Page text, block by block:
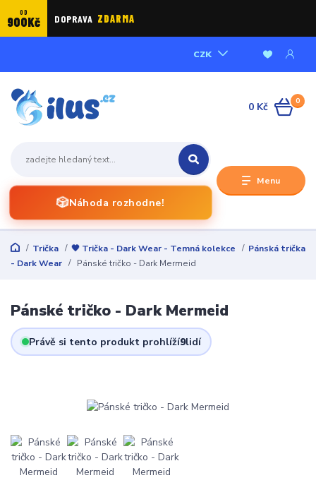
OD
900Kč DOPRAVA ZDARMA
Menu
CZK
🎲Náhoda rozhodne!
0
0 Kč
Trička 🖤 Trička - Dark Wear - Temná kolekce
Pánská trička
- Dark Wear
Pánské tričko - Dark Mermeid
Pánské tričko - Dark Mermeid
Právě si tento produkt prohlíží9lidí